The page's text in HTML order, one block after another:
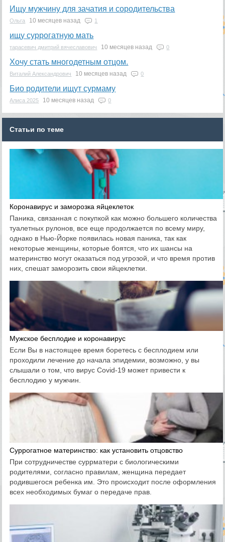
Ищу мужчину для зачатия и сородительства
Ольга 10 месяцев назад 1
ищу суррогатную мать
тарасевич дмитрий вячеславович 10 месяцев назад 0
Хочу стать многодетным отцом.
Виталий Александрович 10 месяцев назад 0
Био родители ищут сурмаму
Алиса 2025 10 месяцев назад 0
Статьи по теме
Коронавирус и заморозка яйцеклеток
Паника, связанная с покупкой как можно большего количества
туалетных рулонов, все еще продолжается по всему миру,
однако в Нью-Йорке появилась новая паника, так как
некоторые женщины, которые боятся, что их шансы на
материнство могут оказаться под угрозой, и что время против
них, спешат заморозить свои яйцеклетки.
Мужское бесплодие и коронавирус
Если Вы в настоящее время боретесь с бесплодием или
проходили лечение до начала эпидемии, возможно, у вы
слышали о том, что вирус Covid-19 может привести к
бесплодию у мужчин.
Суррогатное материнство: как установить отцовство
При сотрудничестве суррматери с биологическими
родителями, согласно правилам, женщина передает
родившегося ребенка им. Это происходит после оформления
всех необходимых бумаг о передаче прав.